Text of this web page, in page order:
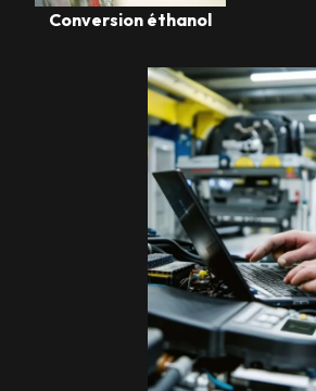
Conversion éthanol